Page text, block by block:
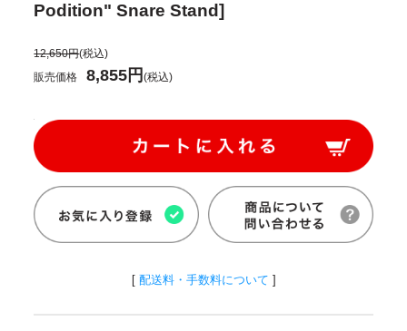
Podition" Snare Stand]
12,650円(税込)
販売価格
8,855円(税込)
[ 配送料・手数料について ]